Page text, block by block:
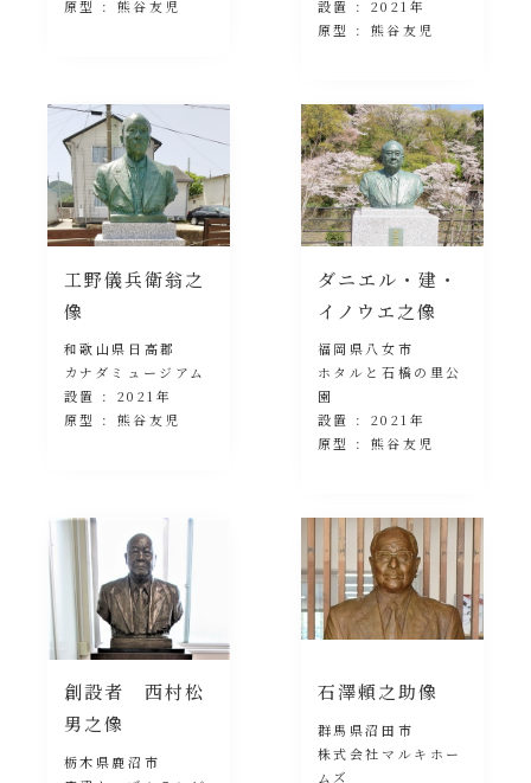
原型 : 熊谷友児
設置 : 2021年
原型 : 熊谷友児
工野儀兵衛翁之
像
和歌山県日高郡
カナダミュージアム
設置 : 2021年
原型 : 熊谷友児
ダニエル・建・
イノウエ之像
福岡県八女市
ホタルと石橋の里公
園
設置 : 2021年
原型 : 熊谷友児
創設者 西村松
男之像
栃木県鹿沼市
石澤頼之助像
群馬県沼田市
株式会社マルキホー
ムズ